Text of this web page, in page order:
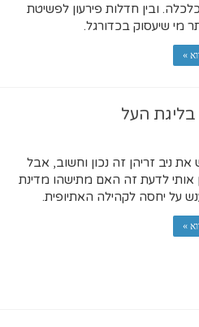
ובין חדלות פירעון לפשיטת
מי שיעסוק בכדורגל.
»
את ניב זריהן זה נכון וחשוב, אבל
אותי לדעת זה האם מתישהו מדינת
על יחסה לקהילה האתיופית.
»